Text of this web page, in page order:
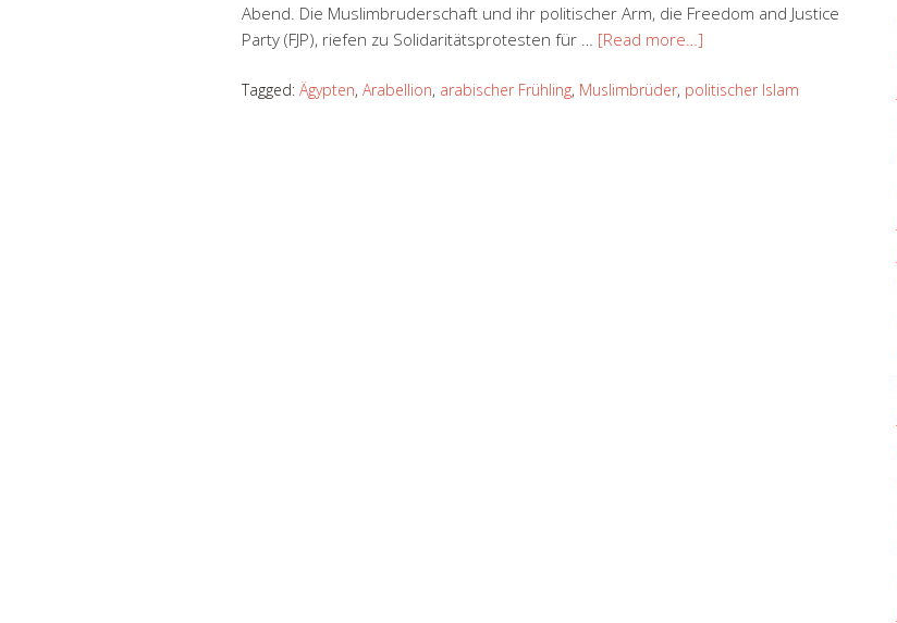
Abend. Die Muslimbruderschaft und ihr politischer Arm, die Freedom and Justice
Party (FJP), riefen zu Solidaritätsprotesten für … [Read more…]
Tagged: Ägypten, Arabellion, arabischer Frühling, Muslimbrüder, politischer Islam